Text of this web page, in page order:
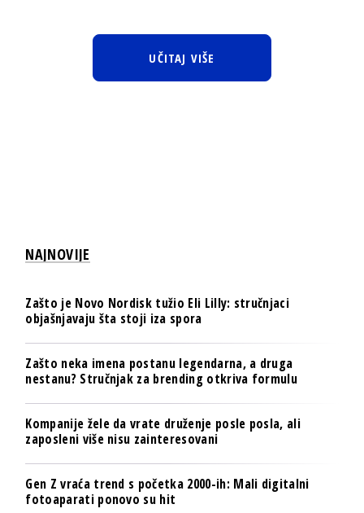
UČITAJ VIŠE
NAJNOVIJE
Zašto je Novo Nordisk tužio Eli Lilly: stručnjaci
objašnjavaju šta stoji iza spora
Zašto neka imena postanu legendarna, a druga
nestanu? Stručnjak za brending otkriva formulu
Kompanije žele da vrate druženje posle posla, ali
zaposleni više nisu zainteresovani
Gen Z vraća trend s početka 2000-ih: Mali digitalni
fotoaparati ponovo su hit